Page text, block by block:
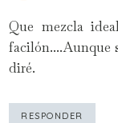
Que mezcla
facilón....Aunque
diré.
RESPONDER